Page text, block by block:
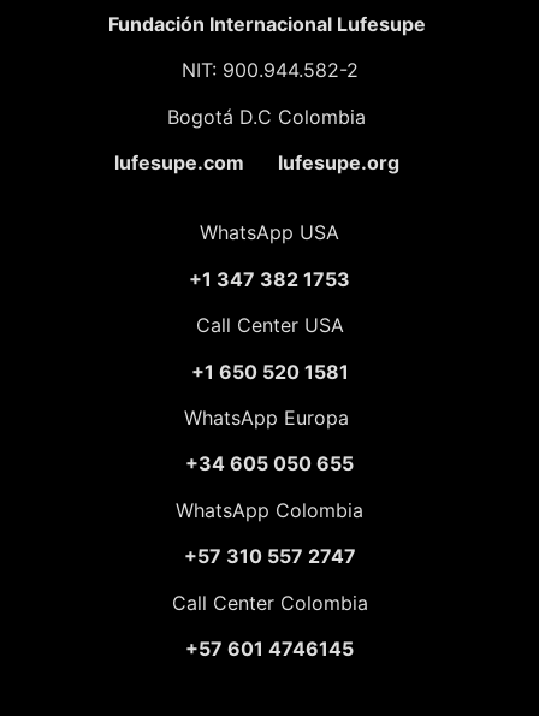
Fundación Internacional Lufesupe
NIT: 900.944.582-2
Bogotá D.C Colombia
lufesupe.com lufesupe.org
WhatsApp USA
+1 347 382 1753
Call Center USA
+1 650 520 1581
WhatsApp Europa
+34 605 050 655
WhatsApp Colombia
+57 310 557 2747
Call Center Colombia
+57 601 4746145